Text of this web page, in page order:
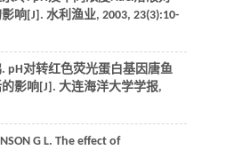
响[J]. 水利渔业, 2003, 23(3):10-
pH对转红色荧光蛋白基因唐鱼
影响[J]. 大连海洋大学学报,
G L. The effect of